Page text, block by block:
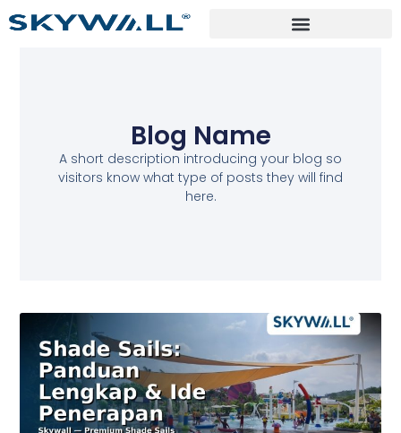
Blog Name
A short description introducing your blog so
visitors know what type of posts they will find
here.